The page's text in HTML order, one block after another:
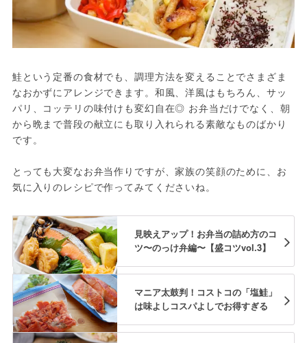
鮭という定番の食材でも、調理方法を変えることでさまざま
なおかずにアレンジできます。和風、洋風はもちろん、サッ
パリ、コッテリの味付けも変幻自在◎ お弁当だけでなく、朝
から晩まで普段の献立にも取り入れられる素敵なものばかり
です。
とっても大変なお弁当作りですが、家族の笑顔のために、お
気に入りのレシピで作ってみてくださいね。
見映えアップ！お弁当の詰め方のコ
ツ〜のっけ弁編〜【盛コツvol.3】
マニア太鼓判！コストコの「塩鮭」
は味よしコスパよしでお得すぎる